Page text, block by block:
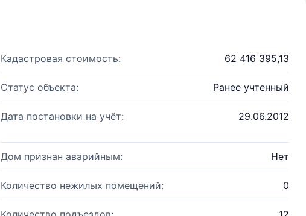
Кадастровая стоимость: 62 416 395,13
Статус объекта: Ранее учтенный
Дата постановки на учёт: 29.06.2012
Дом признан аварийным: Нет
Количество нежилых помещений: 0